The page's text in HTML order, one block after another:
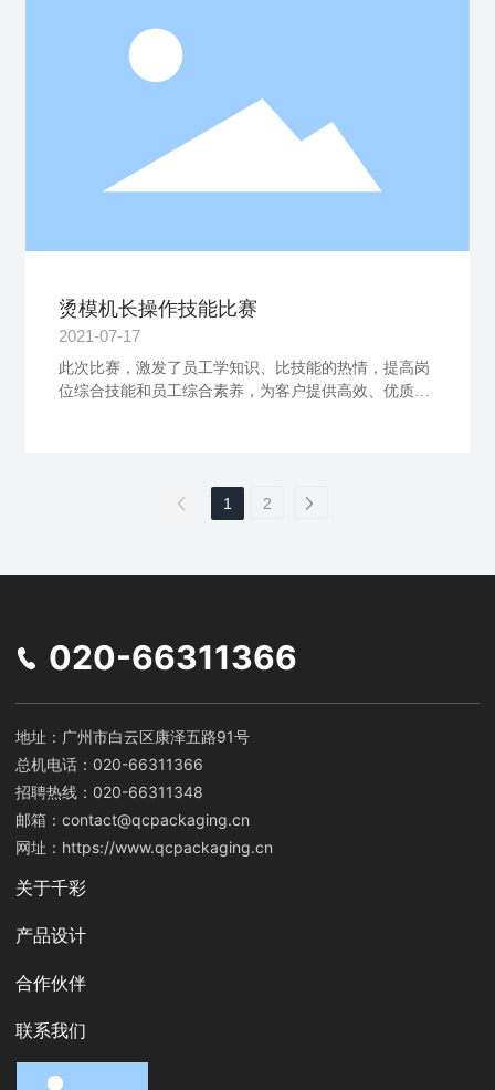
烫模机长操作技能比赛
2021-07-17
此次比赛，激发了员工学知识、比技能的热情，提高岗
位综合技能和员工综合素养，为客户提供高效、优质的
1 2
020-66311366
地址：广州市白云区康泽五路91号
总机电话：020-66311366
招聘热线：020-66311348
邮箱：contact@qcpackaging.cn
网址：https://www.qcpackaging.cn
关于千彩
产品设计
合作伙伴
联系我们